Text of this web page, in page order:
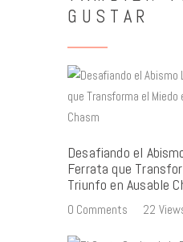
GUSTAR
Desafiando el
Ferrata que
Triunfo en Ausable
0 Comments 22